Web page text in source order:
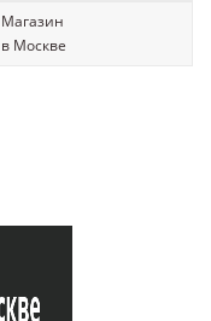
Магазин
в Москве